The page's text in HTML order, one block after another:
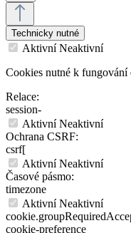
Technicky nutné
Aktivní Neaktivní
Cookies nutné k fungování
Relace:
session-
Aktivní Neaktivní
Ochrana CSRF:
csrf[
Aktivní Neaktivní
Časové pásmo:
timezone
Aktivní Neaktivní
cookie-preference